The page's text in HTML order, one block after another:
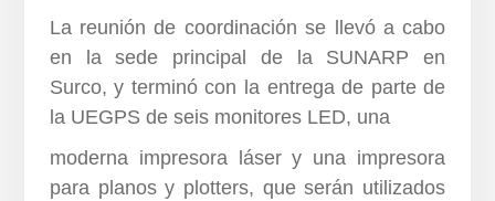
La reunión de coordinación se llevó a cabo
en la sede principal de la SUNARP en
Surco, y terminó con la entrega de parte de
la UEGPS de seis monitores LED, una
moderna impresora láser y una impresora
para planos y plotters, que serán utilizados